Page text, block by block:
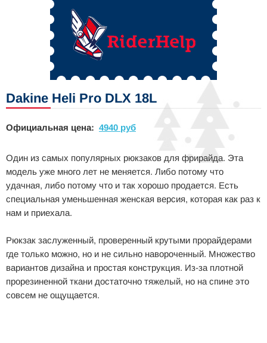
Dakine Heli Pro DLX 18L
Официальная цена: 4940 руб
Один из самых популярных рюкзаков для фрирайда. Эта
модель уже много лет не меняется. Либо потому что
удачная, либо потому что и так хорошо продается. Есть
специальная уменьшенная женская версия, которая как раз к
нам и приехала.
Рюкзак заслуженный, проверенный крутыми прорайдерами
где только можно, но и не сильно навороченный. Множество
вариантов дизайна и простая конструкция. Из-за плотной
прорезиненной ткани достаточно тяжелый, но на спине это
совсем не ощущается.